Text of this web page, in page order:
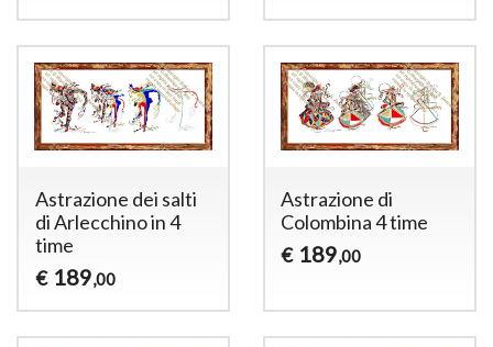
Astrazione dei salti
di Arlecchino in 4
time
€ 189,00
Astrazione di
Colombina 4 time
€ 189,00